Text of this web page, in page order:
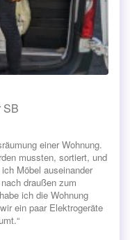
SB
einer Wohnung.
mussten, sortiert, und
Möbel auseinander
draußen zum
ich die Wohnung
ein paar Elektrogeräte